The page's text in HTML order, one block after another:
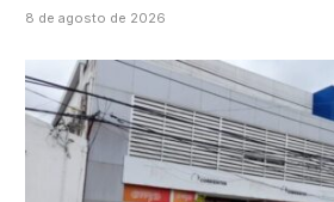
8 de agosto de 2026